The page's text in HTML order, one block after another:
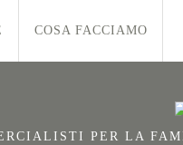
COSA FACCIAMO
PER LA